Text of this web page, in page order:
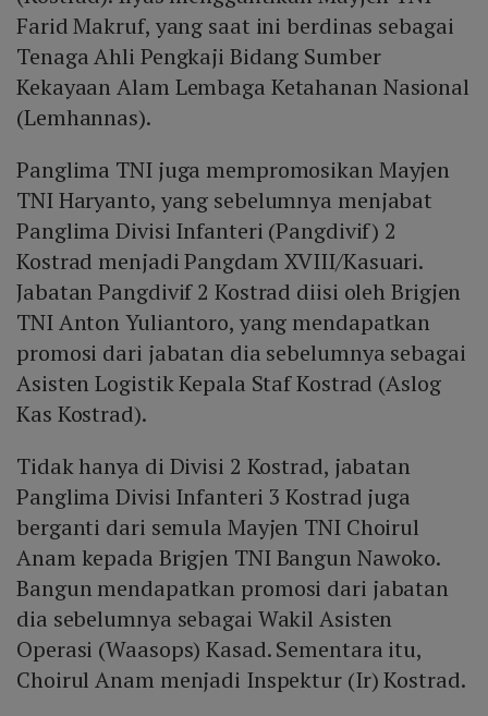
Farid Makruf, yang saat ini berdinas sebagai
Tenaga Ahli Pengkaji Bidang Sumber
Kekayaan Alam Lembaga Ketahanan Nasional
(Lemhannas).
Panglima TNI juga mempromosikan Mayjen
TNI Haryanto, yang sebelumnya menjabat
Panglima Divisi Infanteri (Pangdivif) 2
Kostrad menjadi Pangdam XVIII/Kasuari.
Jabatan Pangdivif 2 Kostrad diisi oleh Brigjen
TNI Anton Yuliantoro, yang mendapatkan
promosi dari jabatan dia sebelumnya sebagai
Asisten Logistik Kepala Staf Kostrad (Aslog
Kas Kostrad).
Tidak hanya di Divisi 2 Kostrad, jabatan
Panglima Divisi Infanteri 3 Kostrad juga
berganti dari semula Mayjen TNI Choirul
Anam kepada Brigjen TNI Bangun Nawoko.
Bangun mendapatkan promosi dari jabatan
dia sebelumnya sebagai Wakil Asisten
Operasi (Waasops) Kasad. Sementara itu,
Choirul Anam menjadi Inspektur (Ir) Kostrad.